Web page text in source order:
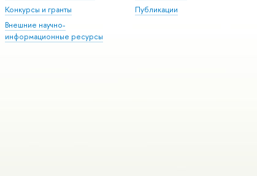
Конкурсы и гранты
Внешние научно-
информационные ресурсы
Публикации